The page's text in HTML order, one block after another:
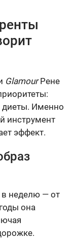
GlamourРене
диеты. Именно
инструмент
эффект.
в неделю — от
она